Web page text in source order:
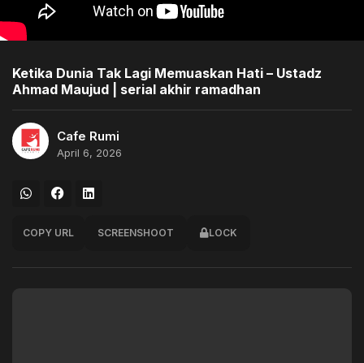
Ketika Dunia Tak Lagi Memuaskan Hati – Ustadz
Ahmad Maujud | serial akhir ramadhan
Cafe Rumi
April 6, 2026
COPY URL SCREENSHOOT LOCK